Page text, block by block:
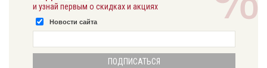
и узнай первым о скидках и акциях
Новости сайта